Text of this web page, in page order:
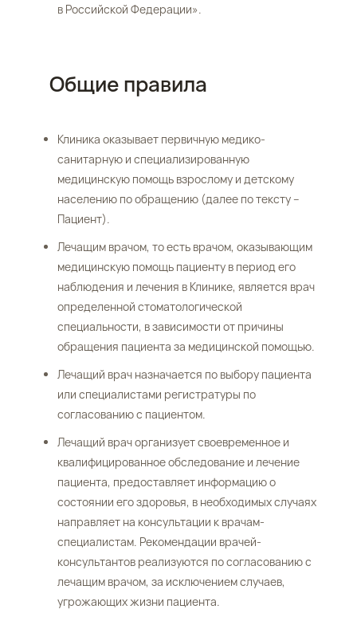
в Российской Федерации».
Общие правила
Клиника оказывает первичную медико-
санитарную и специализированную
медицинскую помощь взрослому и детскому
населению по обращению (далее по тексту –
Пациент).
Лечащим врачом, то есть врачом, оказывающим
медицинскую помощь пациенту в период его
наблюдения и лечения в Клинике, является врач
определенной стоматологической
специальности, в зависимости от причины
обращения пациента за медицинской помощью.
Лечащий врач назначается по выбору пациента
или специалистами регистратуры по
согласованию с пациентом.
Лечащий врач организует своевременное и
квалифицированное обследование и лечение
пациента, предоставляет информацию о
состоянии его здоровья, в необходимых случаях
направляет на консультации к врачам-
специалистам. Рекомендации врачей-
консультантов реализуются по согласованию с
лечащим врачом, за исключением случаев,
угрожающих жизни пациента.